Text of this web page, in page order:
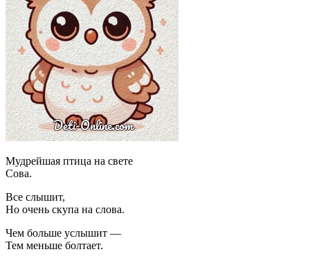
Мудрейшая птица на свете
Сова.
Все слышит,
Но очень скупа на слова.
Чем больше услышит —
Тем меньше болтает.